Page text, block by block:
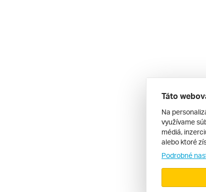
Táto
Na
využívame
médiá,
alebo ktoré
Podrobné